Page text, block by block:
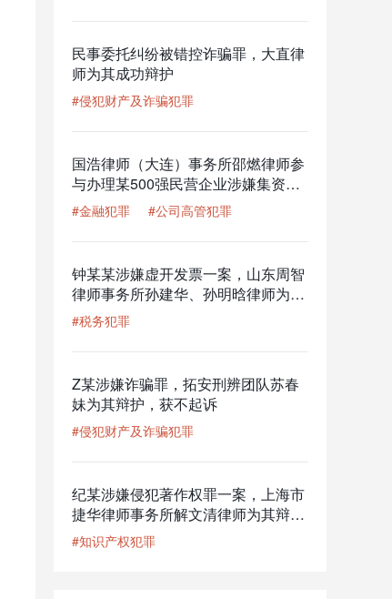
民事委托纠纷被错控诈骗罪，大直律
师为其成功辩护
#侵犯财产及诈骗犯罪
国浩律师（大连）事务所邵燃律师参
与办理某500强民营企业涉嫌集资诈
骗罪案
#金融犯罪 #公司高管犯罪
钟某某涉嫌虚开发票一案，山东周智
律师事务所孙建华、孙明晗律师为其
辩护，获撤回移送审查起诉的结果
#税务犯罪
Z某涉嫌诈骗罪，拓安刑辨团队苏春
妹为其辩护，获不起诉
#侵犯财产及诈骗犯罪
纪某涉嫌侵犯著作权罪一案，上海市
捷华律师事务所解文清律师为其辩
护，公安机关撤回起诉意见，检察机
关解除取保候审
#知识产权犯罪